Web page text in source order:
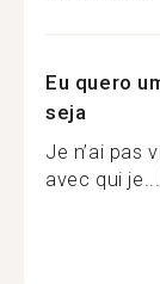
Eu quero
seja
Je n’ai pas
avec qui je...